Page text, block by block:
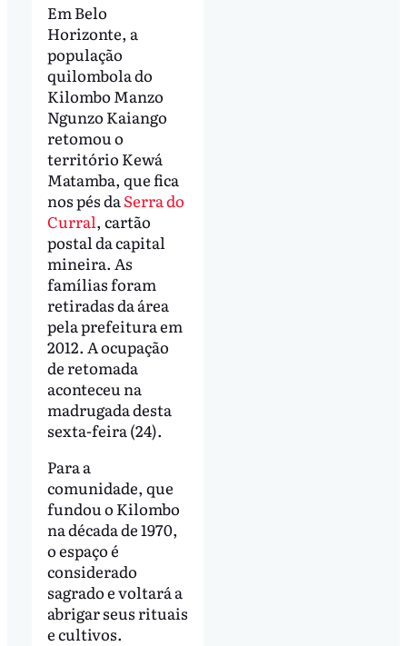
Em Belo
Horizonte, a
população
quilombola do
Kilombo Manzo
Ngunzo Kaiango
retomou o
território Kewá
Matamba, que fica
nos pés daSerra do
Curral, cartão
postal da capital
mineira. As
famílias foram
retiradas da área
pela prefeitura em
2012. A ocupação
de retomada
aconteceu na
madrugada desta
sexta-feira (24).
Para a
comunidade, que
fundou o Kilombo
na década de 1970,
o espaço é
considerado
sagrado e voltará a
abrigar seus rituais
e cultivos.